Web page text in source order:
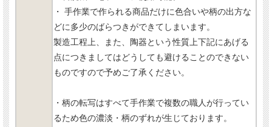
・ 手作業で作られる商品だけに色合いや柄の出方な
どに多少のばらつきができてしまいます。
製造工程上、また、陶器という性質上下記にあげる
点につきましてはどうしても避けることのできない
ものですので予めご了承ください。
・柄の転写はすべて手作業で複数の職人が行ってい
るため色の濃淡・柄のずれが生じております。